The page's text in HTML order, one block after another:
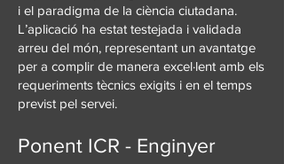
i el paradigma de la ciència ciutadana.
L’aplicació ha estat testejada i validada
arreu del món, representant un avantatge
per a complir de manera excel·lent amb els
requeriments tècnics exigits i en el temps
previst pel servei.
Ponent ICR - Enginyer